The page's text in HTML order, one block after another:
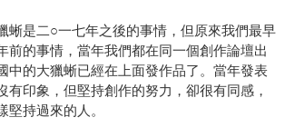
蜥是二○一七年之後的事情，但原來我們最早
前的事情，當年我們都在同一個創作論壇出
中的大獵蜥已經在上面發作品了。當年發表
有印象，但堅持創作的努力，卻很有同感，
堅持過來的人。